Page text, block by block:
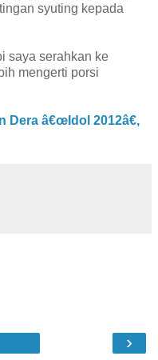
syuting kepada
saya serahkan ke
mengerti porsi
Dera â€œIdol 2012â€,
›